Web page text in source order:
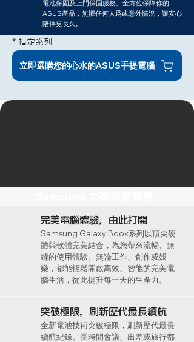
電池保固及上門保固服務。全方位保障你的
ASUS產品，無懼任何人爲或意外情況，讓安心
陪伴更長久。
* 指定系列
立即選購您的心水的ASUS手提電腦
完美電腦體驗，由此打開
Samsung Galaxy Book系列以頂尖硬
體與軟體完美結合，為您帶來流暢、無
縫的使用體驗。無論工作、創作或娛
樂，都能輕鬆開啟高效、智能的完美電
腦生活，從此提升每一天的生產力。
突破極限，刷新歷代最長續航
全新電池技術突破極限，刷新歷代最長
續航紀錄。長時間會議、出差或旅行都